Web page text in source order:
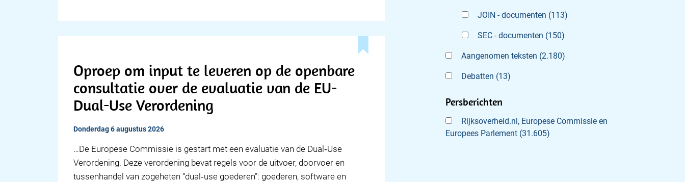
Oproep om input te leveren op de openbare
consultatie over de evaluatie van de EU-
Dual-Use Verordening
donderdag 6 augustus 2026
…De Europese Commissie is gestart met een evaluatie van de Dual‑Use
Verordening. Deze verordening bevat regels voor de uitvoer, doorvoer en
tussenhandel van zogeheten “dual‑use goederen”: goederen, software en
JOIN - documenten (113)
SEC - documenten (150)
Aangenomen teksten (2.180)
Debatten (13)
Persberichten
Rijksoverheid.nl, Europese Commissie en
Europees Parlement (31.605)